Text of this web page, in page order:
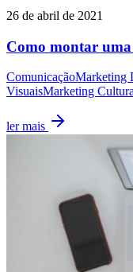
26 de abril de 2021
Como montar
ComunicaçãoMarketing
VisuaisMarketing
ler mais